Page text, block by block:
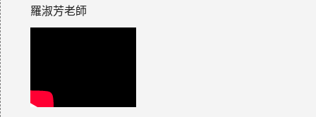
羅淑芳老師